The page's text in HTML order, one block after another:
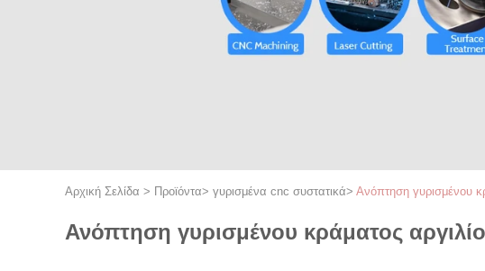
Αρχική Σελίδα > Προϊόντα> γυρισμένα cnc συστατικά> Ανόπτηση γυρισμένου
Ανόπτηση γυρισμένου κράματος